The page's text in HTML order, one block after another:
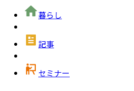
暮らし
記事
セミナー